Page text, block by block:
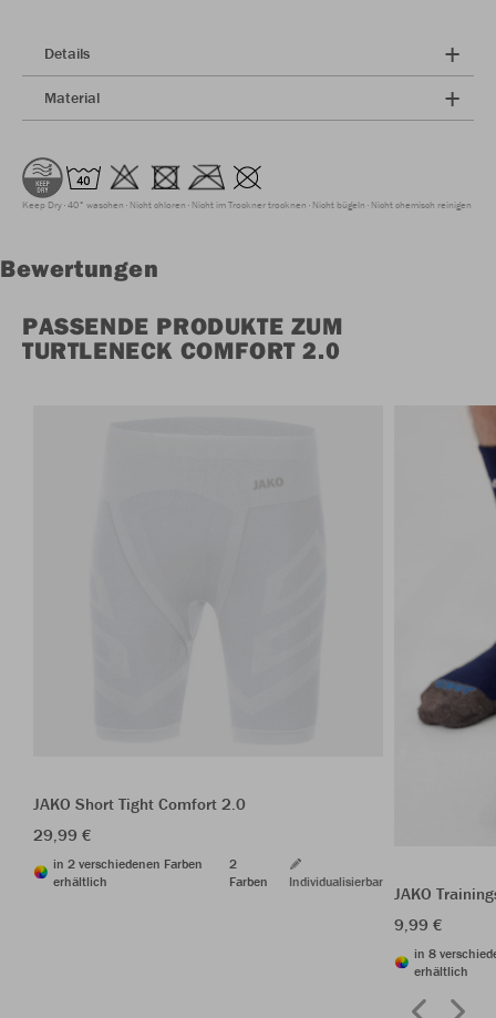
Details
Material
Keep Dry 40° waschen Nicht chloren Nicht im Trockner trocknen Nicht bügeln Nicht chemisch reinigen
Bewertungen
PASSENDE PRODUKTE ZUM
TURTLENECK COMFORT 2.0
JAKO Short Tight Comfort 2.0
29,99 €
in 2 verschiedenen Farben
erhältlich
2
Farben
Individualisierbar
JAKO
9,99 €
in 8
erhältlich